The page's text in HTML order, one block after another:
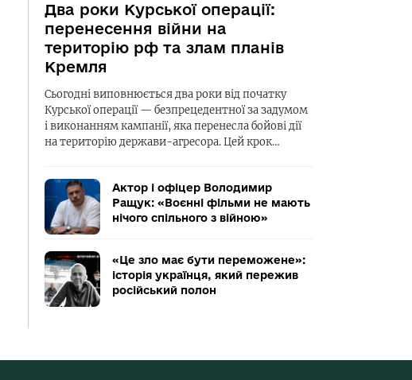
Два роки Курської операції:
перенесення війни на
територію рф та злам планів
Кремля
Сьогодні виповнюється два роки від початку
Курської операції — безпрецедентної за задумом
і виконанням кампанії, яка перенесла бойові дії
на територію держави-агресора. Цей крок…
Актор і офіцер Володимир
Ращук: «Воєнні фільми не мають
нічого спільного з війною»
«Це зло має бути переможене»:
історія українця, який пережив
російський полон